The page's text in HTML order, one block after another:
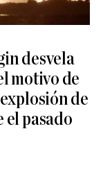
desvela
motivo de
de
el pasado